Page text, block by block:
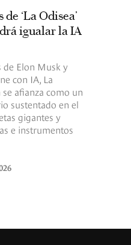
con
5 opciones de Laura
alimentos en forma
aprovechar mejor sus
al placer de comer.
preparar en casa y disfrutar a